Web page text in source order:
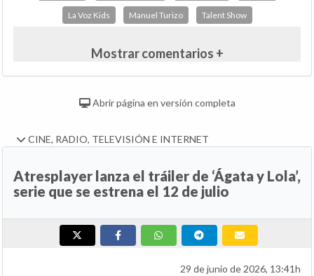
La Voz Kids Manuel Turizo Talent Show
Mostrar comentarios +
Abrir página en versión completa
CINE, RADIO, TELEVISIÓN E INTERNET
Atresplayer lanza el tráiler de ‘Ágata y Lola’,
serie que se estrena el 12 de julio
29 de junio de 2026, 13:41h